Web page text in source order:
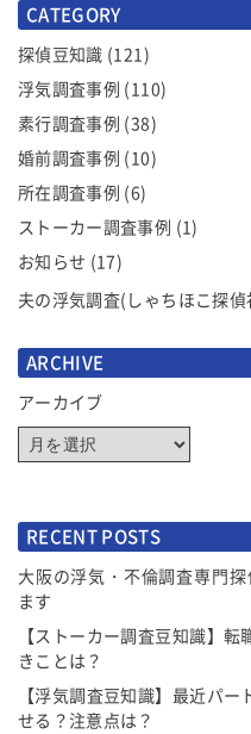
ー
シ
ョ
ン
CATEGORY
探偵豆知識 (121)
浮気調査事例 (110)
素行調査事例 (38)
婚前調査事例 (10)
所在調査事例 (6)
ストーカー調査事例 (1)
お知らせ (17)
夫の浮気調査(しゃちほこ探偵
ARCHIVE
アーカイブ
RECENT POSTS
大阪の浮気・不倫調査専門
ます
【ストーカー調査豆知識】
きことは？
【浮気調査豆知識】最近パ
せる？注意点は？